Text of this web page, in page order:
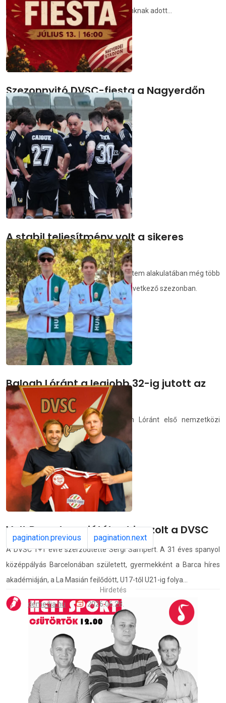
át a székhelyét a cívisvárosba, honlapunknak adott...
demedia.hu 2026.07.01.
Szezonnyitó DVSC-fiesta a Nagyerdőn
Július 13-án újra együtt a Loki-család!
demedia.hu 2026.06.30.
A stabil teljesítmény volt a sikeres
szereplés egyik kulcsa
Tihanyi Csaba szerint a Debreceni Egyetem alakulatában még több
fiatal tehetség teheti le a névjegyét a következő szezonban.
deac.hu 2026.06.29.
Balogh Lóránt a legjobb 32-ig jutott az
Európai Vívó Fesztiválon
A DEAC fiatal párbajtőrözője, Balogh Lóránt első nemzetközi
versenyén a 23. helyen végzett.
deac.hu 2026.06.28.
Volt Barcelona-játékost igazolt a DVSC
A DVSC 1+1 évre szerződtette Sergi Sampert. A 31 éves spanyol
középpályás Barcelonában született, gyermekként a Barca híres
akadémiáján, a La Masián fejlődött, U17-től U21-ig folya...
demedia.hu 2026.06.28.
pagination.previous pagination.next
Hirdetés